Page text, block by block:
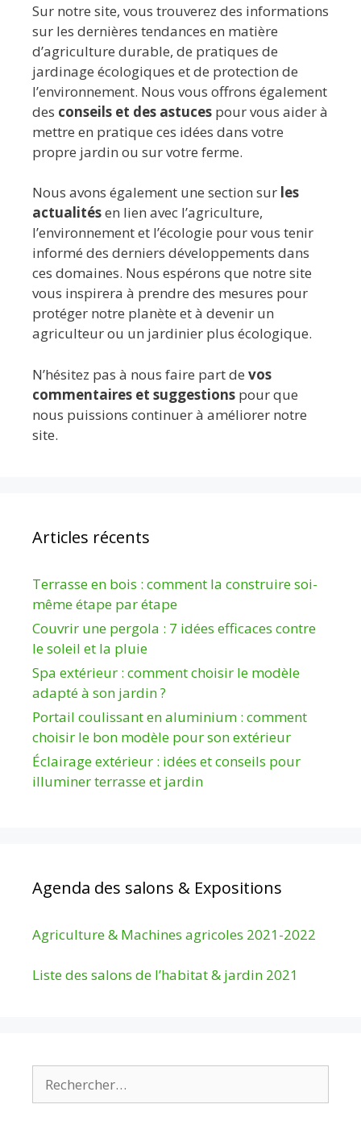
Sur notre site, vous trouverez des informations
sur les dernières tendances en matière
d’agriculture durable, de pratiques de
jardinage écologiques et de protection de
l’environnement. Nous vous offrons également
des conseils et des astuces pour vous aider à
mettre en pratique ces idées dans votre
propre jardin ou sur votre ferme.
Nous avons également une section sur les
actualitésen lien avec l’agriculture,
l’environnement et l’écologie pour vous tenir
informé des derniers développements dans
ces domaines. Nous espérons que notre site
vous inspirera à prendre des mesures pour
protéger notre planète et à devenir un
agriculteur ou un jardinier plus écologique.
N’hésitez pas à nous faire part de vos
commentaires et suggestions pour que
nous puissions continuer à améliorer notre
site.
Articles récents
Terrasse en bois : comment la construire soi-
même étape par étape
Couvrir une pergola : 7 idées efficaces contre
le soleil et la pluie
Spa extérieur : comment choisir le modèle
adapté à son jardin ?
Portail coulissant en aluminium : comment
choisir le bon modèle pour son extérieur
Éclairage extérieur : idées et conseils pour
illuminer terrasse et jardin
Agenda des salons & Expositions
Agriculture & Machines agricoles 2021-2022
Liste des salons de l’habitat & jardin 2021